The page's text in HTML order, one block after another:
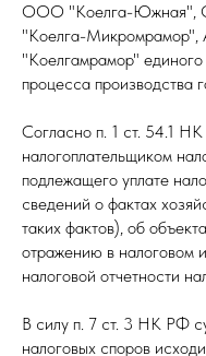
ООО "Коелга-Южная",
"Коелга-
"Коелгамрамор" единого
процесса производства
Согласно п. 1 ст. 54.1
налогоплательщиком
подлежащего уплате
сведений о фактах
таких фактов), об
отражению в налоговом
налоговой отчетности
В силу п. 7 ст. 3 НК РФ
налоговых споров